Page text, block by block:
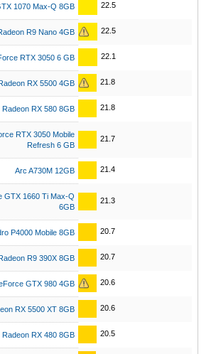
1070 Max-Q 8GB 22.5
R9 Nano 4GB 22.5
RTX 3050 6 GB 22.1
RX 5500 4GB 21.8
Radeon RX 580 8GB 21.8
RTX 3050 Mobile
Refresh 6 GB
21.7
Arc A730M 12GB 21.4
GTX 1660 Ti Max-Q
6GB
21.3
P4000 Mobile 8GB 20.7
R9 390X 8GB 20.7
GTX 980 4GB 20.6
RX 5500 XT 8GB 20.6
Radeon RX 480 8GB 20.5